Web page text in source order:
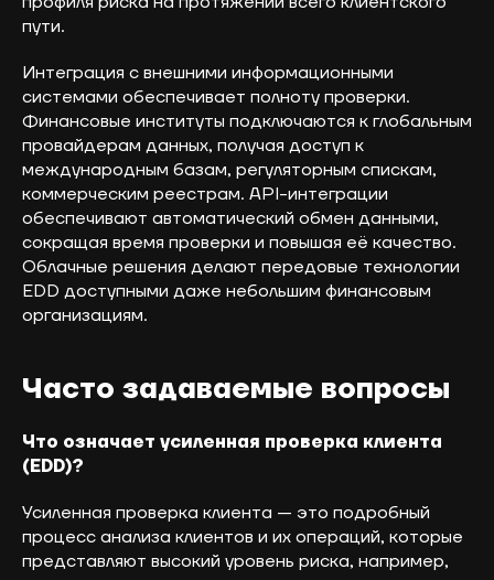
пути.
Интеграция с внешними информационными
системами обеспечивает полноту проверки.
Финансовые институты подключаются к глобальным
провайдерам данных, получая доступ к
международным базам, регуляторным спискам,
коммерческим реестрам. API-интеграции
обеспечивают автоматический обмен данными,
сокращая время проверки и повышая её качество.
Облачные решения делают передовые технологии
EDD доступными даже небольшим финансовым
организациям.
Часто задаваемые вопросы
Что означает усиленная проверка клиента
(EDD)?
Усиленная проверка клиента — это подробный
процесс анализа клиентов и их операций, которые
представляют высокий уровень риска, например,
программного обеспечения» | Коды ИТ-
деятельности: 1.01; 1.05; 2.01; 3.01; 9.01; 26.01
Политика конфиденциальности
ООО «Орион Солюшенс»,
ИНН 9704235291
г. Москва, ул. Остоженка, д. 10